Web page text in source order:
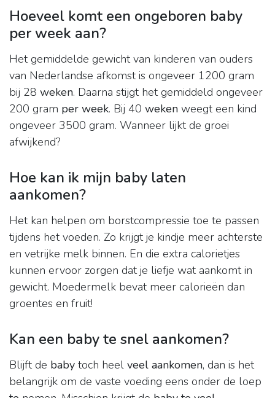
Hoeveel komt een ongeboren baby
per week aan?
Het gemiddelde gewicht van kinderen van ouders
van Nederlandse afkomst is ongeveer 1200 gram
bij 28 weken. Daarna stijgt het gemiddeld ongeveer
200 gram per week. Bij 40 weken weegt een kind
ongeveer 3500 gram. Wanneer lijkt de groei
afwijkend?
Hoe kan ik mijn baby laten
aankomen?
Het kan helpen om borstcompressie toe te passen
tijdens het voeden. Zo krijgt je kindje meer achterste
en vetrijke melk binnen. En die extra calorietjes
kunnen ervoor zorgen dat je liefje wat aankomt in
gewicht. Moedermelk bevat meer calorieën dan
groentes en fruit!
Kan een baby te snel aankomen?
Blijft de baby toch heel veel aankomen, dan is het
belangrijk om de vaste voeding eens onder de loep